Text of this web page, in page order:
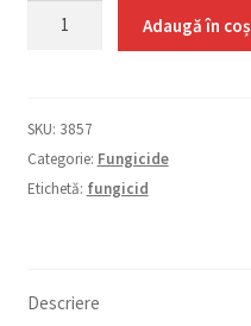
Cantitate
2
ml
Adaugă în coș
SKU: 3857
Categorie: Fungicide
Etichetă: fungicid
Descriere